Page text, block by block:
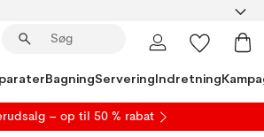
BagningServeringIndretning
– op til 50 % rabat